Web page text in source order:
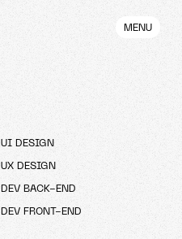
MENU
UI DESIGN
UX DESIGN
DEV BACK-END
DEV FRONT-END